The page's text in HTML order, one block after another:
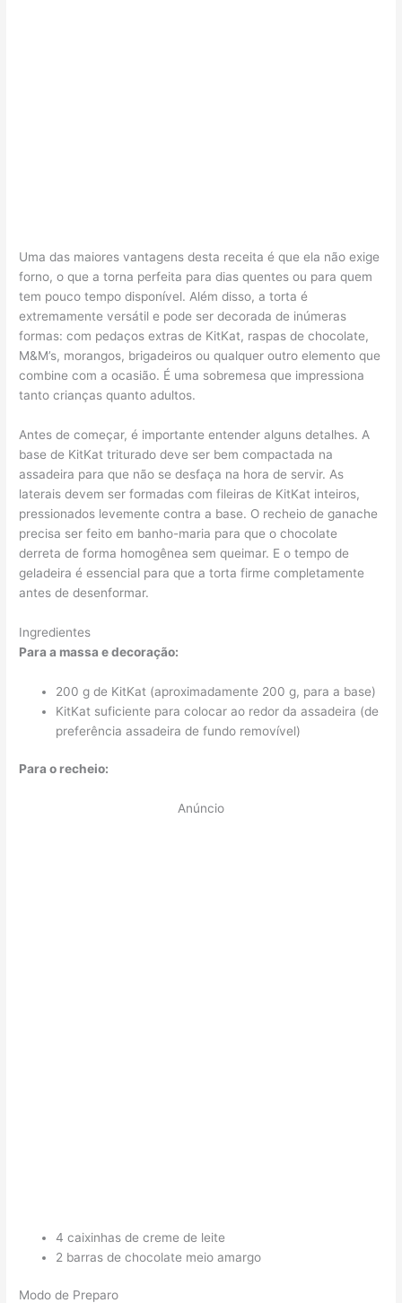
Uma das maiores vantagens desta receita é que ela não exige
forno, o que a torna perfeita para dias quentes ou para quem
tem pouco tempo disponível. Além disso, a torta é
extremamente versátil e pode ser decorada de inúmeras
formas: com pedaços extras de KitKat, raspas de chocolate,
M&M’s, morangos, brigadeiros ou qualquer outro elemento que
combine com a ocasião. É uma sobremesa que impressiona
tanto crianças quanto adultos.
Antes de começar, é importante entender alguns detalhes. A
base de KitKat triturado deve ser bem compactada na
assadeira para que não se desfaça na hora de servir. As
laterais devem ser formadas com fileiras de KitKat inteiros,
pressionados levemente contra a base. O recheio de ganache
precisa ser feito em banho-maria para que o chocolate
derreta de forma homogênea sem queimar. E o tempo de
geladeira é essencial para que a torta firme completamente
antes de desenformar.
Ingredientes
Para a massa e decoração:
200 g de KitKat (aproximadamente 200 g, para a base)
KitKat suficiente para colocar ao redor da assadeira (de
preferência assadeira de fundo removível)
Para o recheio:
Anúncio
4 caixinhas de creme de leite
2 barras de chocolate meio amargo
Modo de Preparo